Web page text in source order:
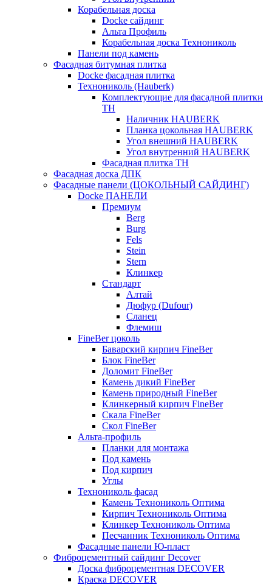
Корабельная доска
Docke сайдинг
Альта Профиль
Корабельная доска Технониколь
Панели под камень
Фасадная битумная плитка
Docke фасадная плитка
Технониколь (Hauberk)
Комплектующие для фасадной плитки
ТН
Наличник HAUBERK
Планка цокольная HAUBERK
Угол внешний HAUBERK
Угол внутренний HAUBERK
Фасадная плитка ТН
Фасадная доска ДПК
Фасадные панели (ЦОКОЛЬНЫЙ САЙДИНГ)
Docke ПАНЕЛИ
Премиум
Berg
Burg
Fels
Stein
Stern
Клинкер
Стандарт
Алтай
Дюфур (Dufour)
Сланец
Флемиш
FineBer цоколь
Баварский кирпич FineBer
Блок FineBer
Доломит FineBer
Камень дикий FineBer
Камень природный FineBer
Клинкерный кирпич FineBer
Скала FineBer
Скол FineBer
Альта-профиль
Планки для монтажа
Под камень
Под кирпич
Углы
Технониколь фасад
Камень Технониколь Оптима
Кирпич Технониколь Оптима
Клинкер Технониколь Оптима
Песчанник Технониколь Оптима
Фасадные панели Ю-пласт
Фиброцементный сайдинг Decover
Доска фиброцементная DECOVER
Краска DECOVER